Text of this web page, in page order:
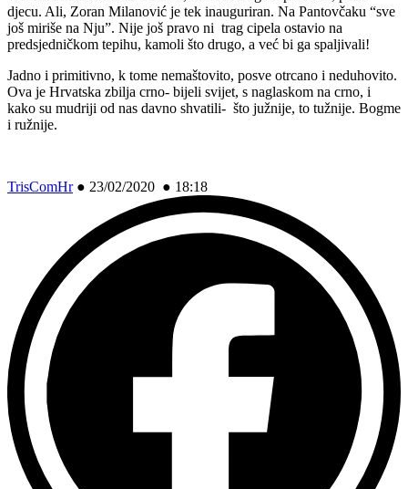
djecu. Ali, Zoran Milanović je tek inauguriran. Na Pantovčaku “sve
još miriše na Nju”. Nije još pravo ni trag cipela ostavio na
predsjedničkom tepihu, kamoli što drugo, a već bi ga spaljivali!
Jadno i primitivno, k tome nemaštovito, posve otrcano i neduhovito.
Ova je Hrvatska zbilja crno- bijeli svijet, s naglaskom na crno, i
kako su mudriji od nas davno shvatili- što južnije, to tužnije. Bogme
i ružnije.
TrisComHr● 23/02/2020 ● 18:18